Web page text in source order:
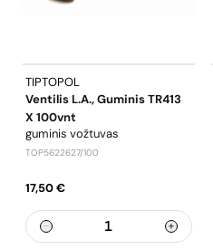
TIPTOPOL
Ventilis L.a., Guminis TR413
X 100vnt
guminis vožtuvas
TOP5622627/100
17,50 €